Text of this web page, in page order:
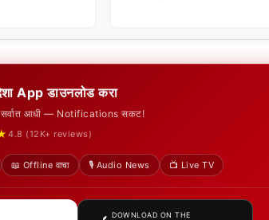
App डाउनलोड करा
सर्वात आधी — Notifications सकट!
4.8 (12K+ reviews)
📖 Offline वाचा 🎙️ Audio News 📺 Live TV
DOWNLOAD ON THE